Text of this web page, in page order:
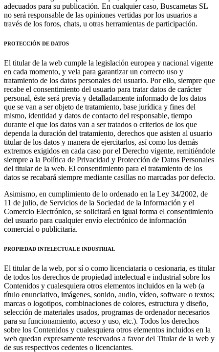
adecuados para su publicación. En cualquier caso, Buscametas SL
no será responsable de las opiniones vertidas por los usuarios a
través de los foros, chats, u otras herramientas de participación.
PROTECCIÓN DE DATOS
El titular de la web cumple la legislación europea y nacional vigente
en cada momento, y vela para garantizar un correcto uso y
tratamiento de los datos personales del usuario. Por ello, siempre que
recabe el consentimiento del usuario para tratar datos de carácter
personal, éste será previa y detalladamente informado de los datos
que se van a ser objeto de tratamiento, base jurídica y fines del
mismo, identidad y datos de contacto del responsable, tiempo
durante el que los datos van a ser tratados o criterios de los que
dependa la duración del tratamiento, derechos que asisten al usuario
titular de los datos y manera de ejercitarlos, así como los demás
extremos exigidos en cada caso por el Derecho vigente, remitiéndole
siempre a la Política de Privacidad y Protección de Datos Personales
del titular de la web. El consentimiento para el tratamiento de los
datos se recabará siempre mediante casillas no marcadas por defecto.
Asimismo, en cumplimiento de lo ordenado en la Ley 34/2002, de
11 de julio, de Servicios de la Sociedad de la Información y el
Comercio Electrónico, se solicitará en igual forma el consentimiento
del usuario para cualquier envío electrónico de información
comercial o publicitaria.
PROPIEDAD INTELECTUAL E INDUSTRIAL
El titular de la web, por sí o como licenciataria o cesionaria, es titular
de todos los derechos de propiedad intelectual e industrial sobre los
Contenidos y cualesquiera otros elementos incluidos en la web (a
título enunciativo, imágenes, sonido, audio, vídeo, software o textos;
marcas o logotipos, combinaciones de colores, estructura y diseño,
selección de materiales usados, programas de ordenador necesarios
para su funcionamiento, acceso y uso, etc.). Todos los derechos
sobre los Contenidos y cualesquiera otros elementos incluidos en la
web quedan expresamente reservados a favor del Titular de la web y
de sus respectivos cedentes o licenciantes.